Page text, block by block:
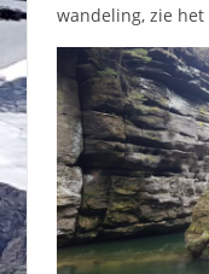
wandeling, zie het